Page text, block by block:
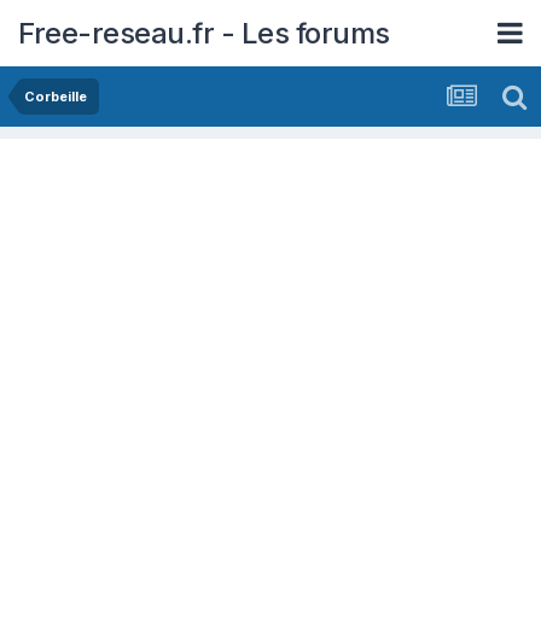
Free-reseau.fr - Les forums
Corbeille